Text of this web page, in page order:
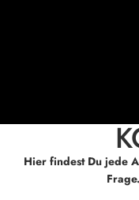
Hier findest Du jede
Frage.